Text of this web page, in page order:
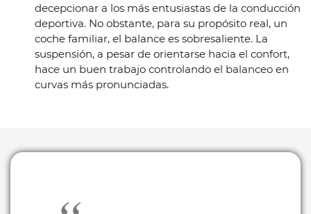
decepcionar a los más entusiastas de la conducción
deportiva. No obstante, para su propósito real, un
coche familiar, el balance es sobresaliente. La
suspensión, a pesar de orientarse hacia el confort,
hace un buen trabajo controlando el balanceo en
curvas más pronunciadas.